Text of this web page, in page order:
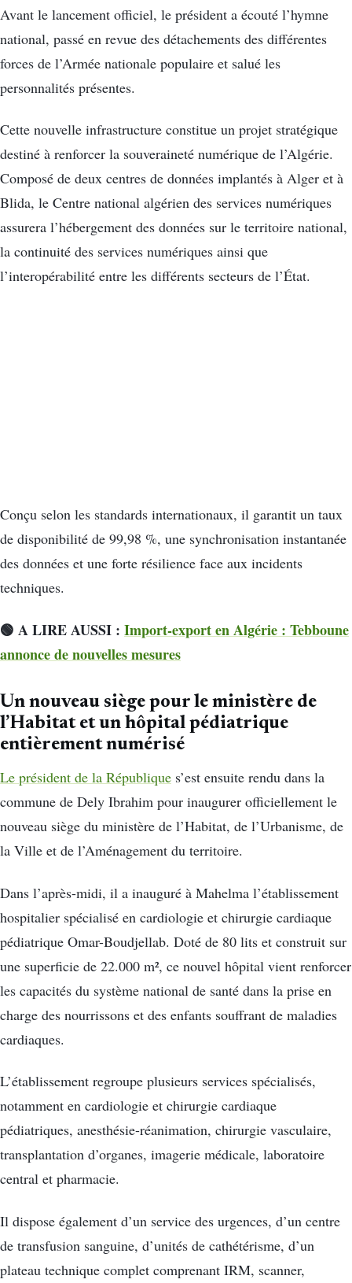
Avant le lancement officiel, le président a écouté l’hymne
national, passé en revue des détachements des différentes
forces de l’Armée nationale populaire et salué les
personnalités présentes.
Cette nouvelle infrastructure constitue un projet stratégique
destiné à renforcer la souveraineté numérique de l’Algérie.
Composé de deux centres de données implantés à Alger et à
Blida, le Centre national algérien des services numériques
assurera l’hébergement des données sur le territoire national,
la continuité des services numériques ainsi que
l’interopérabilité entre les différents secteurs de l’État.
Conçu selon les standards internationaux, il garantit un taux
de disponibilité de 99,98 %, une synchronisation instantanée
des données et une forte résilience face aux incidents
techniques.
🟢 A LIRE AUSSI : Import-export en Algérie : Tebboune
annonce de nouvelles mesures
Un nouveau siège pour le ministère de
l’Habitat et un hôpital pédiatrique
entièrement numérisé
Le président de la République s’est ensuite rendu dans la
commune de Dely Ibrahim pour inaugurer officiellement le
nouveau siège du ministère de l’Habitat, de l’Urbanisme, de
la Ville et de l’Aménagement du territoire.
Dans l’après-midi, il a inauguré à Mahelma l’établissement
hospitalier spécialisé en cardiologie et chirurgie cardiaque
pédiatrique Omar-Boudjellab. Doté de 80 lits et construit sur
une superficie de 22.000 m², ce nouvel hôpital vient renforcer
les capacités du système national de santé dans la prise en
charge des nourrissons et des enfants souffrant de maladies
cardiaques.
L’établissement regroupe plusieurs services spécialisés,
notamment en cardiologie et chirurgie cardiaque
pédiatriques, anesthésie-réanimation, chirurgie vasculaire,
transplantation d’organes, imagerie médicale, laboratoire
central et pharmacie.
Il dispose également d’un service des urgences, d’un centre
de transfusion sanguine, d’unités de cathétérisme, d’un
plateau technique complet comprenant IRM, scanner,